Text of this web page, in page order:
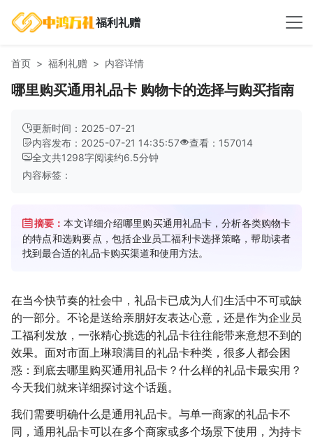
福利礼赠
首页 福利礼赠 内容详情
哪里购买通用礼品卡 购物卡的选择与购买指南
更新时间：2025-07-21
内容发布：2025-07-21 14:35:57
查看：157014
全文共1298字阅读约6.5分钟
内容标签：
摘要：本文详细介绍哪里购买通用礼品卡，分析各类购物卡
的特点和选购要点，包括企业员工福利卡选择策略，帮助读者
找到最合适的礼品卡购买渠道和使用方法。
在当今快节奏的社会中，礼品卡已成为人们生活中不可或缺
的一部分。不论是送给亲朋好友表达心意，还是作为企业员
工福利发放，一张精心挑选的礼品卡往往能带来意想不到的
效果。面对市面上琳琅满目的礼品卡种类，很多人都会困
惑：到底去哪里购买通用礼品卡？什么样的礼品卡最实用？
今天我们就来详细探讨这个话题。
我们需要明确什么是通用礼品卡。与单一商家的礼品卡不
同，通用礼品卡可以在多个商家或多个场景下使用，为持卡